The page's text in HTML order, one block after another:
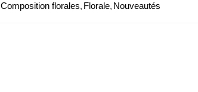
Composition florales, Florale, Nouveautés